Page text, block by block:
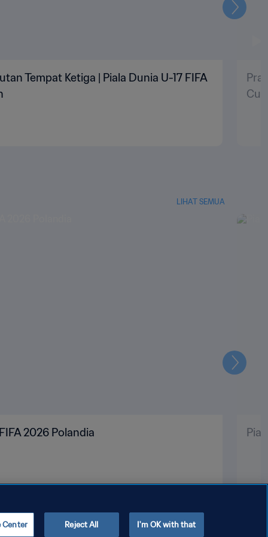
Tempat Ketiga | Piala Dunia U-17 FIFA
LIHAT SEMUA
2026 Polandia
Center Reject All I'm OK with that